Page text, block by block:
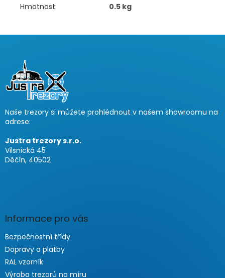
Hmotnost: 0.5 kg
a
Naše trezory si můžete prohlédnout v našem showroomu na
adrese:
Justra trezory s.r.o.
Vilsnická 45
Děčín, 40502
Informace pro vás
Bezpečnostní třídy
Dopravy a platby
RAL vzorník
Výroba trezorů na míru